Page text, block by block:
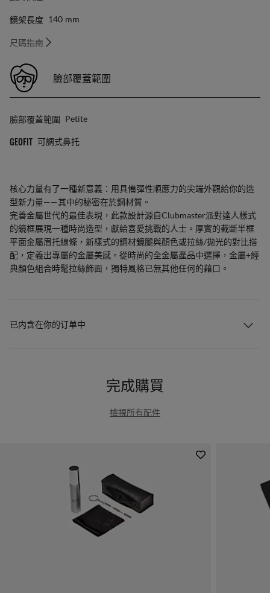
鏡架長度 140 Mm
尺碼指南
臉部覆蓋範圍
臉部覆蓋範圍 Petite
GEOFIT 可調式鼻托
核心力量有了一種新意義：用具備彈性順應力的尖端外觀給你的造
型新力量——其中的秘密在於鋼材質。
完善金屬世代的最佳表現，此款設計源自Clubmaster派對達人樣式
的鏡框展現一種時尚造型，獻給喜愛挑戰的人士。厚實的截斷半框
平面金屬眉托線條，新樣式的鋼材鏡腿與顏色或拉絲/拋光的對比搭
配，定義出專屬的金屬美感。從時尚的全金屬產品中選擇，金屬+經
典顏色組合時髦拉絲飾面，獨特風格已無其他任何的藉口。
已内含在你的订单中
完成購買
檢視所有配件